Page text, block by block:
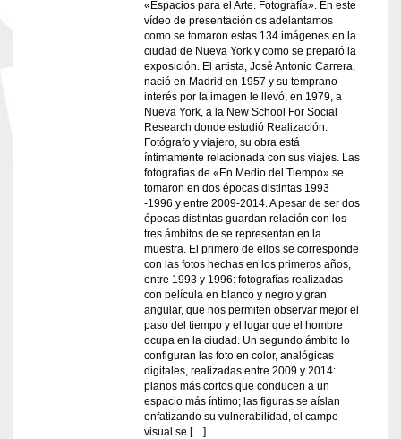
«Espacios para el Arte. Fotografía». En este
vídeo de presentación os adelantamos
como se tomaron estas 134 imágenes en la
ciudad de Nueva York y como se preparó la
exposición. El artista, José Antonio Carrera,
nació en Madrid en 1957 y su temprano
interés por la imagen le llevó, en 1979, a
Nueva York, a la New School For Social
Research donde estudió Realización.
Fotógrafo y viajero, su obra está
íntimamente relacionada con sus viajes. Las
fotografías de «En Medio del Tiempo» se
tomaron en dos épocas distintas 1993
-1996 y entre 2009-2014. A pesar de ser dos
épocas distintas guardan relación con los
tres ámbitos de se representan en la
muestra. El primero de ellos se corresponde
con las fotos hechas en los primeros años,
entre 1993 y 1996: fotografías realizadas
con película en blanco y negro y gran
angular, que nos permiten observar mejor el
paso del tiempo y el lugar que el hombre
ocupa en la ciudad. Un segundo ámbito lo
configuran las foto en color, analógicas
digitales, realizadas entre 2009 y 2014:
planos más cortos que conducen a un
espacio más íntimo; las figuras se aíslan
enfatizando su vulnerabilidad, el campo
visual se […]